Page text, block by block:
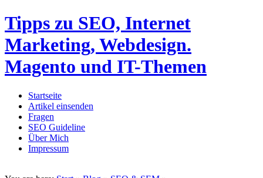
Tipps zu SEO, Internet
Marketing, Webdesign.
Magento und IT-Themen
Startseite
Artikel einsenden
Fragen
SEO Guideline
Über Mich
Impressum